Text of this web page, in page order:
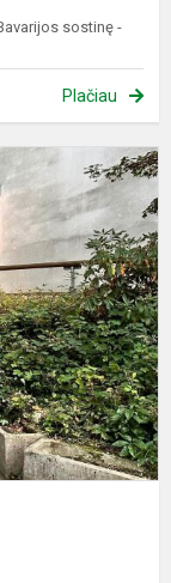
sostinę -
Plačiau